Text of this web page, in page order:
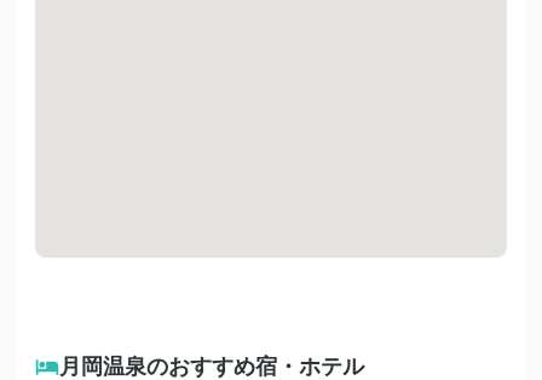
月岡温泉のおすすめ宿・ホテル